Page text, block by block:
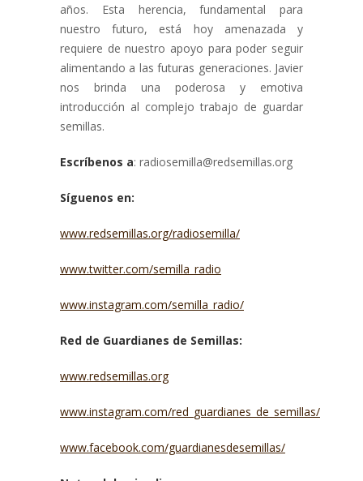
años. Esta herencia, fundamental para
nuestro futuro, está hoy amenazada y
requiere de nuestro apoyo para poder seguir
alimentando a las futuras generaciones. Javier
nos brinda una poderosa y emotiva
introducción al complejo trabajo de guardar
semillas.
Escríbenos a: radiosemilla@redsemillas.org
Síguenos en:
www.redsemillas.org/radiosemilla/
www.twitter.com/semilla_radio
www.instagram.com/semilla_radio/
Red de Guardianes de Semillas:
www.redsemillas.org
www.instagram.com/red_guardianes_de_semillas/
www.facebook.com/guardianesdesemillas/